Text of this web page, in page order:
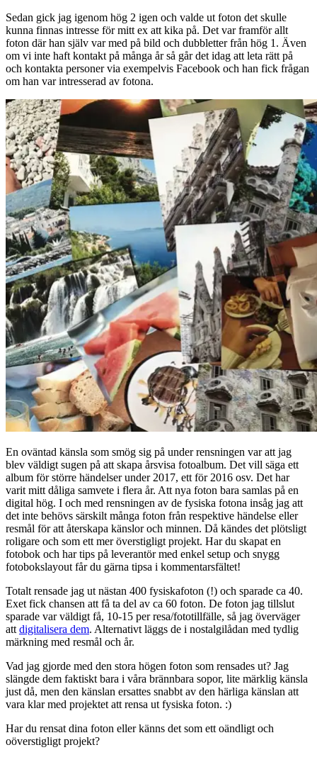
Sedan gick jag igenom hög 2 igen och valde ut foton det skulle
kunna finnas intresse för mitt ex att kika på. Det var framför allt
foton där han själv var med på bild och dubbletter från hög 1. Även
om vi inte haft kontakt på många år så går det idag att leta rätt på
och kontakta personer via exempelvis Facebook och han fick frågan
om han var intresserad av fotona.
En oväntad känsla som smög sig på under rensningen var att jag
blev väldigt sugen på att skapa årsvisa fotoalbum. Det vill säga ett
album för större händelser under 2017, ett för 2016 osv. Det har
varit mitt dåliga samvete i flera år. Att nya foton bara samlas på en
digital hög. I och med rensningen av de fysiska fotona insåg jag att
det inte behövs särskilt många foton från respektive händelse eller
resmål för att återskapa känslor och minnen. Då kändes det plötsligt
roligare och som ett mer överstigligt projekt. Har du skapat en
fotobok och har tips på leverantör med enkel setup och snygg
fotobokslayout får du gärna tipsa i kommentarsfältet!
Totalt rensade jag ut nästan 400 fysiskafoton (!) och sparade ca 40.
Exet fick chansen att få ta del av ca 60 foton. De foton jag tillslut
sparade var väldigt få, 10-15 per resa/fototillfälle, så jag överväger
att digitalisera dem. Alternativt läggs de i nostalgilådan med tydlig
märkning med resmål och år.
Vad jag gjorde med den stora högen foton som rensades ut? Jag
slängde dem faktiskt bara i våra brännbara sopor, lite märklig känsla
just då, men den känslan ersattes snabbt av den härliga känslan att
vara klar med projektet att rensa ut fysiska foton. :)
Har du rensat dina foton eller känns det som ett oändligt och
oöverstigligt projekt?